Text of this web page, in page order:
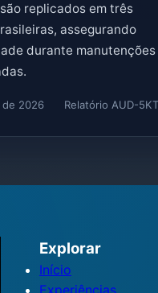
replicados em três
assegurando
durante manutenções
de 2026 Relatório AUD-
Explorar
Início
Experiências